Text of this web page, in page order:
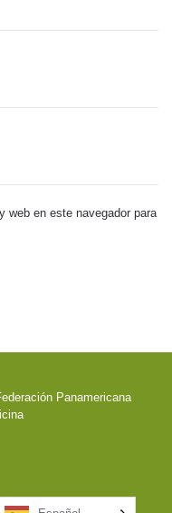
web en este navegador para
Panamericana